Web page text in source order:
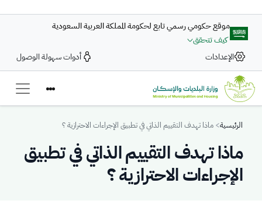
موقع حكومي رسمي تابع لحكومة المملكة العربية السعودية
كيف تتحقق
الإعدادات
أدوات سهولة الوصول
Breadcrumb
الرئيسية ماذا تهدف التقييم الذاتي في تطبيق الإجراءات الاحترازية ؟
ماذا تهدف التقييم الذاتي في تطبيق
الإجراءات الاحترازية ؟